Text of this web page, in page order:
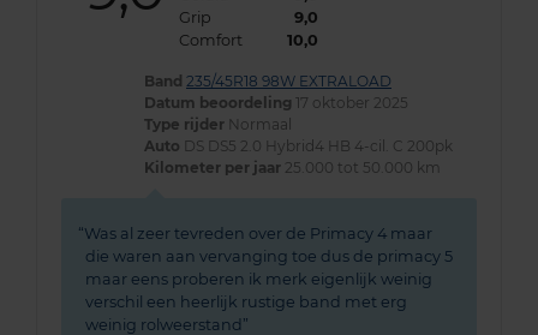
Grip
9,0
Comfort
10,0
Band 235/45R18 98W EXTRALOAD
Datum beoordeling 17 oktober 2025
Type rijder Normaal
Auto DS DS5 2.0 Hybrid4 HB 4-cil. C 200pk
Kilometer per jaar 25.000 tot 50.000 km
Was al zeer tevreden over de Primacy 4 maar
die waren aan vervanging toe dus de primacy 5
maar eens proberen ik merk eigenlijk weinig
verschil een heerlijk rustige band met erg
weinig rolweerstand